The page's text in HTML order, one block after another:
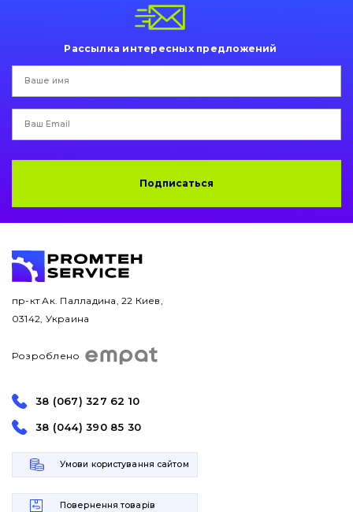
Рассылка интересных предложений
Подписаться
пр-кт Ак. Палладина, 22 Киев,
03142, Украина
Розроблено
38 (067) 327 62 10
38 (044) 390 85 30
Умови користування сайтом
Повернення товарів